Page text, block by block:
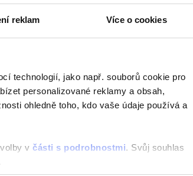
reklam Více o cookies
technologií, jako např. souborů cookie pro
personalizované reklamy a obsah,
ohledně toho, kdo vaše údaje používá a
v části s podrobnostmi. Svůj souhlas
MÁTE NÁMĚT